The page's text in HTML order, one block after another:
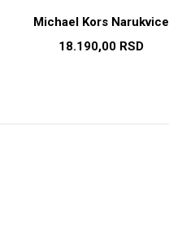
Michael Kors Narukvice
18.190,00 RSD